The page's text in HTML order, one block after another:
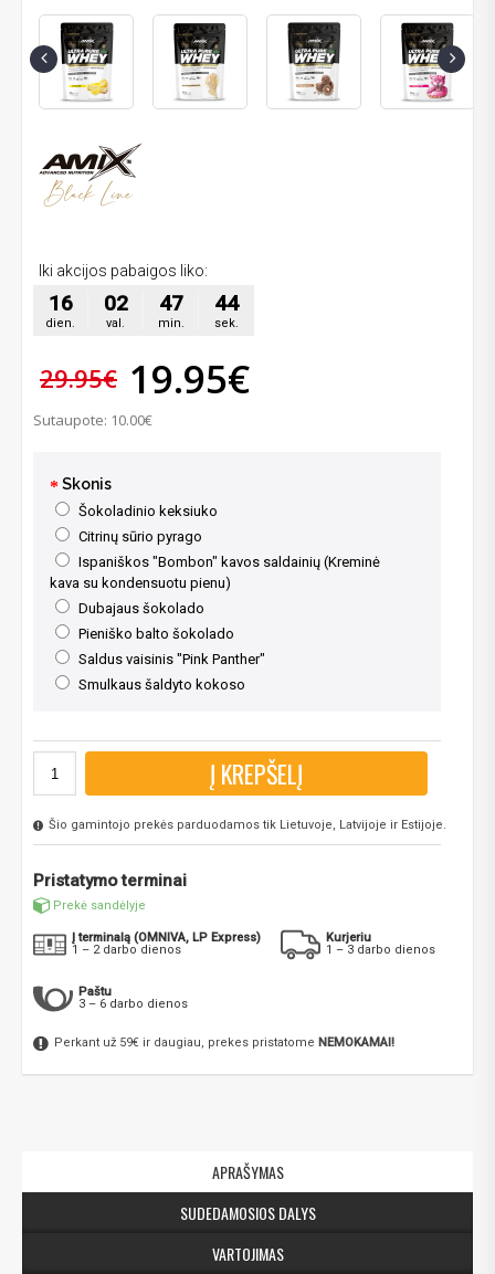
Iki akcijos pabaigos liko:
16
dien.
02
val.
47
min.
44
sek.
29.95€ 19.95€
Sutaupote: 10.00€
Skonis
Šokoladinio keksiuko
Citrinų sūrio pyrago
Ispaniškos "Bombon" kavos saldainių (Kreminė
kava su kondensuotu pienu)
Dubajaus šokolado
Pieniško balto šokolado
Saldus vaisinis "Pink Panther"
Smulkaus šaldyto kokoso
Į KREPŠELĮ
Šio gamintojo prekės parduodamos tik Lietuvoje, Latvijoje ir Estijoje.
Pristatymo terminai
Prekė sandėlyje
Į terminalą (OMNIVA, LP Express)
1 – 2 darbo dienos
Kurjeriu
1 – 3 darbo dienos
Paštu
3 – 6 darbo dienos
Perkant už 59€ ir daugiau, prekes pristatome NEMOKAMAI!
APRAŠYMAS
SUDEDAMOSIOS DALYS
VARTOJIMAS